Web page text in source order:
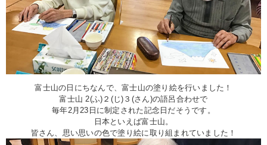
富士山の日にちなんで、富士山の塗り絵を行いました！
富士山 2(ふ)２(じ)３(さん)の語呂合わせで
毎年2月23日に制定された記念日だそうです。
日本といえば富士山。
皆さん、思い思いの色で塗り絵に取り組まれていました！